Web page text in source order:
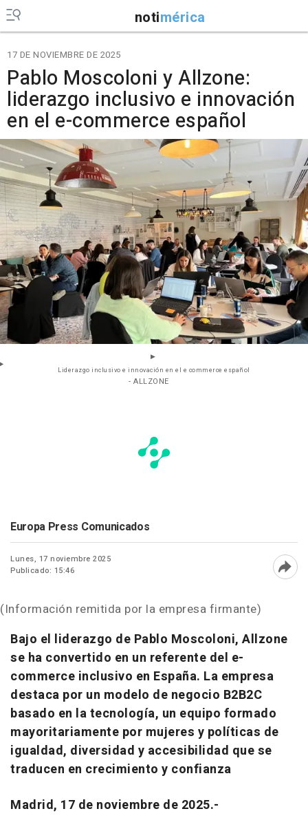
notimérica
17 DE NOVIEMBRE DE 2025
Pablo Moscoloni y Allzone:
liderazgo inclusivo e innovación
en el e-commerce español
Liderazgo inclusivo e innovación en el e commerce español
- ALLZONE
Europa Press Comunicados
Lunes, 17 noviembre 2025
Publicado: 15:46
(Información remitida por la empresa firmante)
Bajo el liderazgo de Pablo Moscoloni, Allzone
se ha convertido en un referente del e-
commerce inclusivo en España. La empresa
destaca por un modelo de negocio B2B2C
basado en la tecnología, un equipo formado
mayoritariamente por mujeres y políticas de
igualdad, diversidad y accesibilidad que se
traducen en crecimiento y confianza
Madrid, 17 de noviembre de 2025.-